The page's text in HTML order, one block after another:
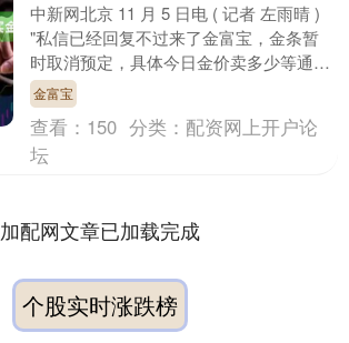
中新网北京 11 月 5 日电 ( 记者 左雨晴 )
"私信已经回复不过来了金富宝，金条暂
时取消预定，具体今日金价卖多少等通知
" 11 月 3 日，有水贝商家....
金富宝
查看： 150 分类： 配资网上开户论
坛
加配网文章已加载完成
个股实时涨跌榜